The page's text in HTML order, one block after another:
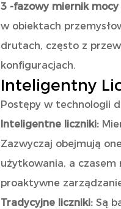
3 -fazowy miernik mocy
w obiektach
drutach, często z
konfiguracjach.
Inteligentny
Postępy w technologii
Inteligentne liczniki:
Zazwyczaj obejmują
użytkowania, a czasem
proaktywne
Tradycyjne liczniki:Są